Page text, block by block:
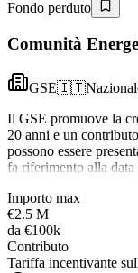
Fondo perduto
Comunità
GSE🇮🇹
Il GSE promuove la
20 anni e un
possono essere
fa riferimento alla
Importo max
€2.5 M
da €100k
Contributo
Tariffa incentivante